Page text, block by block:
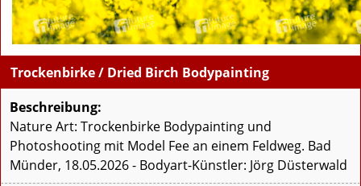
Trockenbirke / Dried Birch Bodypainting
Beschreibung:
Nature Art: Trockenbirke Bodypainting und
Photoshooting mit Model Fee an einem Feldweg. Bad
Münder, 18.05.2026 - Bodyart-Künstler: Jörg Düsterwald